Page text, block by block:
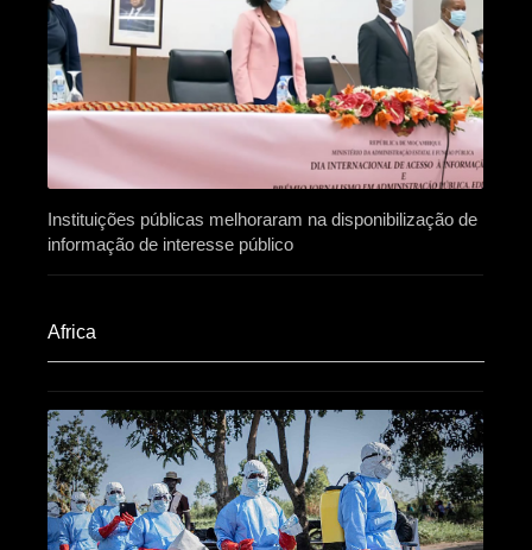
Instituições públicas melhoraram na disponibilização de
informação de interesse público
Africa​